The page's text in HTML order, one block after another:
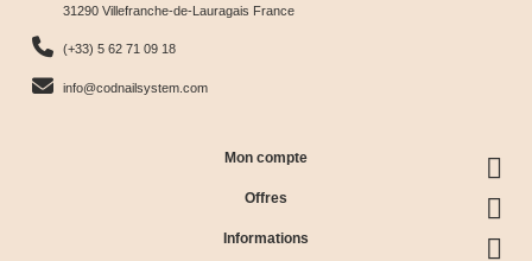
31290 Villefranche-de-Lauragais France
(+33) 5 62 71 09 18
info@codnailsystem.com
Mon compte
Offres
Informations